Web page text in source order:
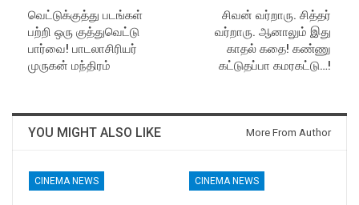
வெட்டுக்குத்து படங்கள்
பற்றி ஒரு குத்துவெட்டு
பார்வை! பாடலாசிரியர்
முருகன் மந்திரம்
சிவன் வர்றாரு. சித்தர்
வர்றாரு. ஆனாலும் இது
காதல் கதை! கண்ணு
கட்டுதப்பா கமரகட்டு…!
YOU MIGHT ALSO LIKE More From Author
CINEMA NEWS CINEMA NEWS